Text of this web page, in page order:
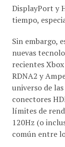
DisplayPort y
tiempo,
Sin embargo,
nuevas
recientes
RDNA2 y
universo de
conectores
límites de
120Hz (o
común entre